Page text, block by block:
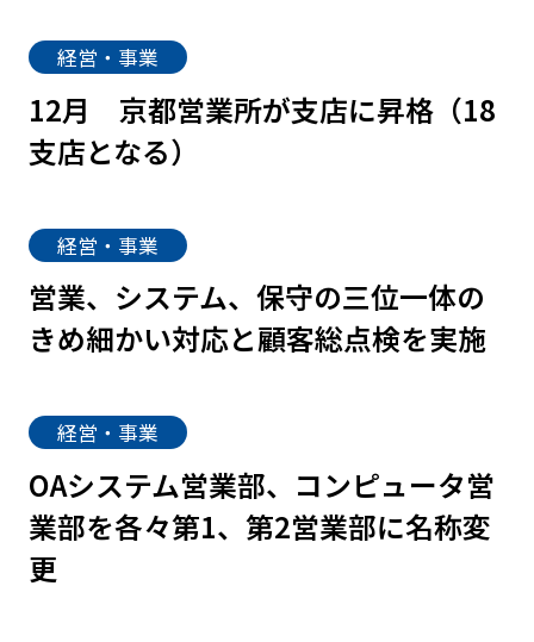
経営・事業
12月
京都営業所が支店に昇格（18
支店となる）
経営・事業
営業、システム、保守の三位一体の
きめ細かい対応と顧客総点検を実施
経営・事業
OAシステム営業部、コンピュータ営
業部を各々第1、第2営業部に名称変
更